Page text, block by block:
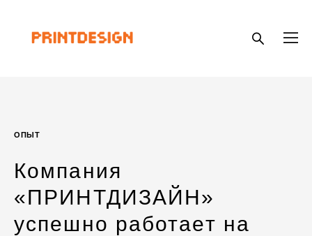
ОПЫТ
Компания
«ПРИНТДИЗАЙН»
успешно работает на